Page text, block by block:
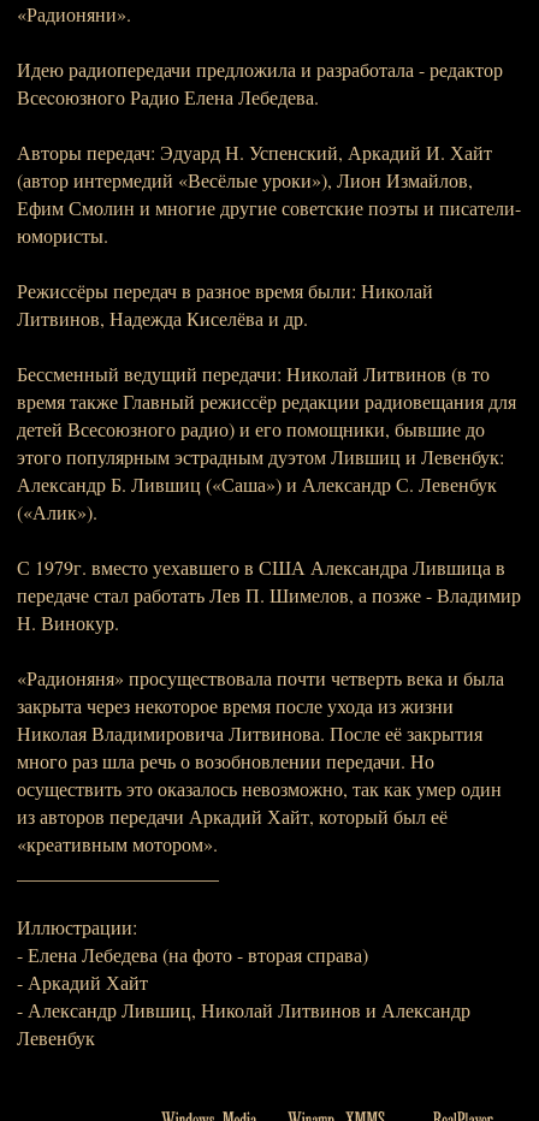
«Радионяни».
Идею радиопередачи предложила и разработала - редактор
Всеcоюзного Радио Елена Лебедева.
Авторы передач: Эдуард Н. Успенский, Аркадий И. Хайт
(автор интермедий «Весёлые уроки»), Лион Измайлов,
Ефим Смолин и многие другие советские поэты и писатели-
юмористы.
Режиссёры передач в разное время были: Николай
Литвинов, Надежда Киселёва и др.
Бессменный ведущий передачи: Николай Литвинов (в то
время также Главный режиссёр редакции радиовещания для
детей Всесоюзного радио) и его помощники, бывшие до
этого популярным эстрадным дуэтом Лившиц и Левенбук:
Александр Б. Лившиц («Саша») и Александр С. Левенбук
(«Алик»).
С 1979г. вместо уехавшего в США Александра Лившица в
передаче стал работать Лев П. Шимелов, а позже - Владимир
Н. Винокур.
«Радионяня» просуществовала почти четверть века и была
закрыта через некоторое время после ухода из жизни
Николая Владимировича Литвинова. После её закрытия
много раз шла речь о возобновлении передачи. Но
осуществить это оказалось невозможно, так как умер один
из авторов передачи Аркадий Хайт, который был её
«креативным мотором».
Иллюстрации:
- Елена Лебедева (на фото - вторая справа)
- Аркадий Хайт
- Александр Лившиц, Николай Литвинов и Александр
Левенбук